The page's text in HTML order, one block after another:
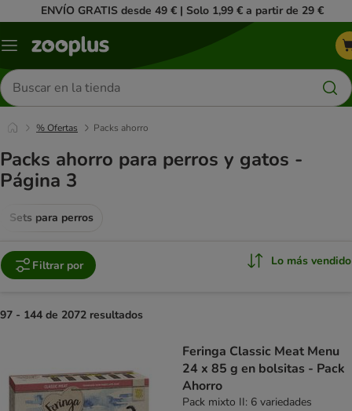
ENVÍO GRATIS desde 49 € | Solo 1,99 € a partir de 29 €
Menú
Buscar
productos
% Ofertas Packs ahorro
Packs ahorro para perros y gatos -
Página 3
Sets para perros
Filtrar por Lo más vendido
97 - 144 de 2072 resultados
Feringa Classic Meat Menu
24 x 85 g en bolsitas - Pack
Ahorro
Pack mixto II: 6 variedades